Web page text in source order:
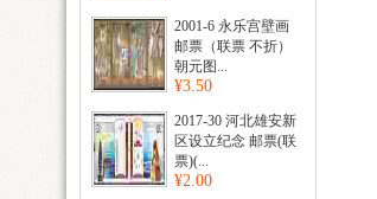
2001-6 永乐宫壁画
邮票（联票 不折）
朝元图...
¥3.50
2017-30 河北雄安新
区设立纪念 邮票(联
票)(...
¥2.00